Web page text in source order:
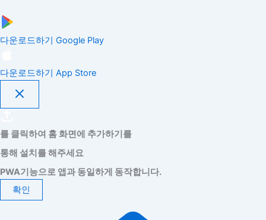
다운로드하기 Google Play
다운로드하기 App Store
를 클릭하여 홈 화면에 추가하기를
통해 설치를 해주세요
PWA기능으로 앱과 동일하게 동작합니다.
확인